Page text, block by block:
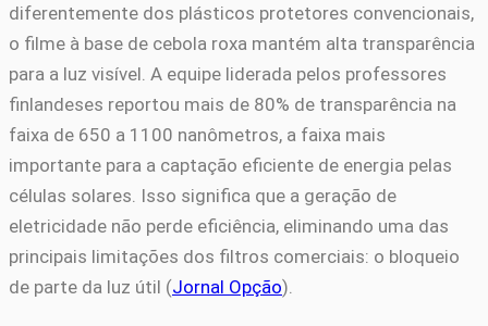
diferentemente dos plásticos protetores convencionais,
o filme à base de cebola roxa mantém alta transparência
para a luz visível. A equipe liderada pelos professores
finlandeses reportou mais de 80% de transparência na
faixa de 650 a 1100 nanômetros, a faixa mais
importante para a captação eficiente de energia pelas
células solares. Isso significa que a geração de
eletricidade não perde eficiência, eliminando uma das
principais limitações dos filtros comerciais: o bloqueio
de parte da luz útil (Jornal Opção).